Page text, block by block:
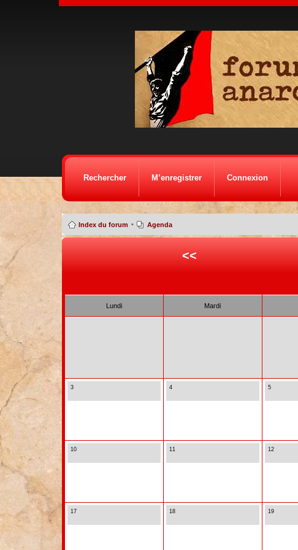
Rechercher M’enregistrer Connexion
Index du forum • Agenda
<<
Lundi Mardi
3 4 5
10 11 12
17 18 19